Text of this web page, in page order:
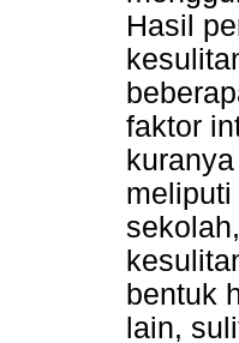
Hasil
faktor
bentuk
lain,